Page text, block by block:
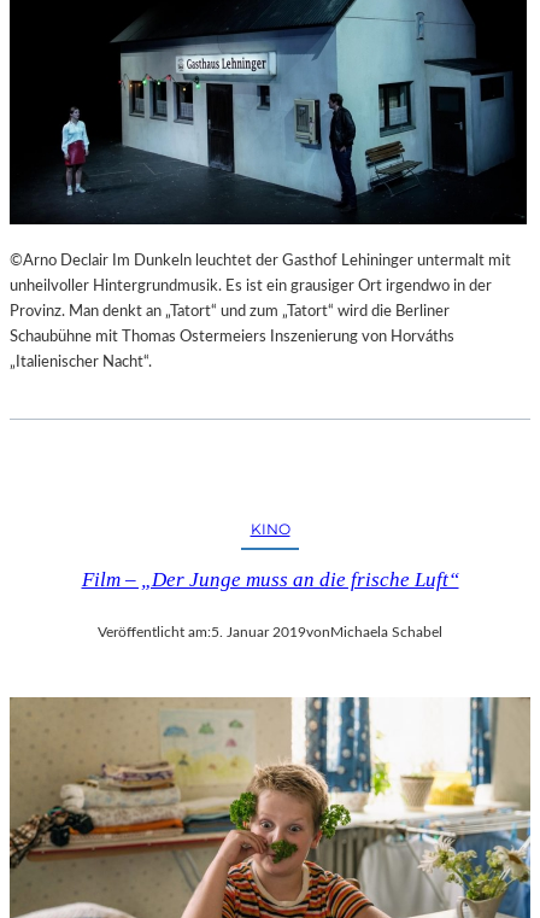
©Arno Declair Im Dunkeln leuchtet der Gasthof Lehininger untermalt mit
unheilvoller Hintergrundmusik. Es ist ein grausiger Ort irgendwo in der
Provinz. Man denkt an „Tatort“ und zum „Tatort“ wird die Berliner
Schaubühne mit Thomas Ostermeiers Inszenierung von Horváths
„Italienischer Nacht“.
KINO
Film – „Der Junge muss an die frische Luft“
Veröffentlicht am:5. Januar 2019vonMichaela Schabel